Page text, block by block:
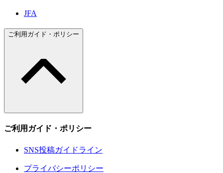
JFA
ご利用ガイド・ポリシー
ご利用ガイド・ポリシー
SNS投稿ガイドライン
プライバシーポリシー